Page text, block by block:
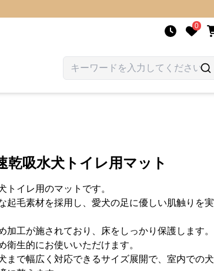
0
乾吸水犬トイレ用マット
トイレ用のマットです。
起毛素材を採用し、愛犬の足に優しい肌触りを実
加工が施されており、床をしっかり保護します。
衛生的にお使いいただけます。
まで幅広く対応できるサイズ展開で、室内での犬